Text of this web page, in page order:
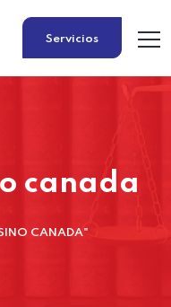
Servicios
canada
CANADA"